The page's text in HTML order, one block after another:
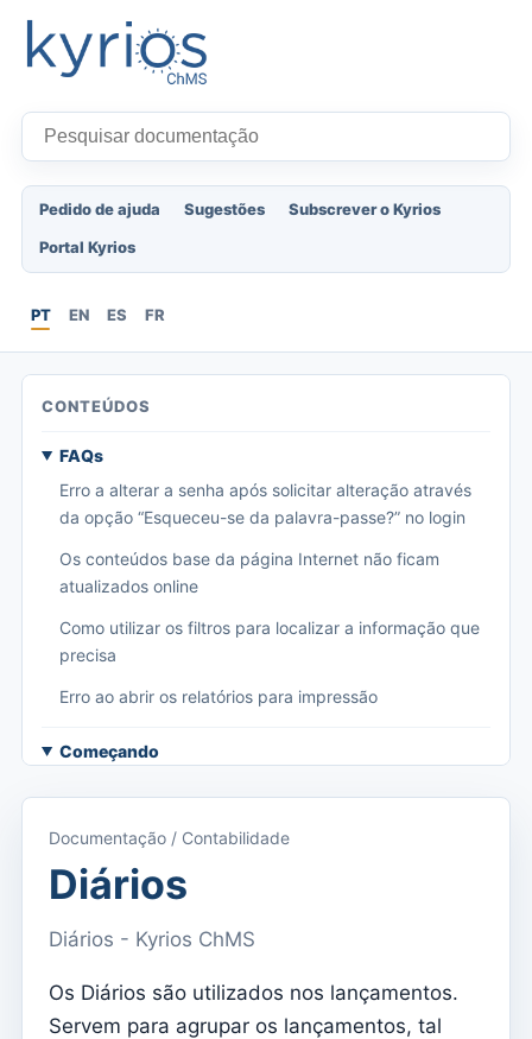
Pedido de ajuda Sugestões
Subscrever o Kyrios
Portal Kyrios
PT EN ES FR
CONTEÚDOS
FAQs
Erro a alterar a senha após solicitar alteração através
da opção “Esqueceu-se da palavra-passe?” no login
Os conteúdos base da página Internet não ficam
atualizados online
Como utilizar os filtros para localizar a informação que
precisa
Erro ao abrir os relatórios para impressão
Começando
Acesso à documentação
Menu principal (aplicações)
Dashboard
Documentação / Contabilidade
Diários
Diários - Kyrios ChMS
Os Diários são utilizados nos lançamentos.
Servem para agrupar os lançamentos, tal